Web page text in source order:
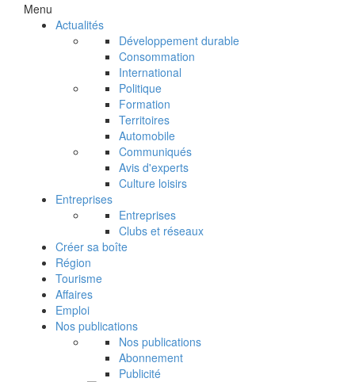
Menu
Actualités
Développement durable
Consommation
International
Politique
Formation
Territoires
Automobile
Communiqués
Avis d'experts
Culture loisirs
Entreprises
Entreprises
Clubs et réseaux
Créer sa boîte
Région
Tourisme
Affaires
Emploi
Nos publications
Nos publications
Abonnement
Publicité